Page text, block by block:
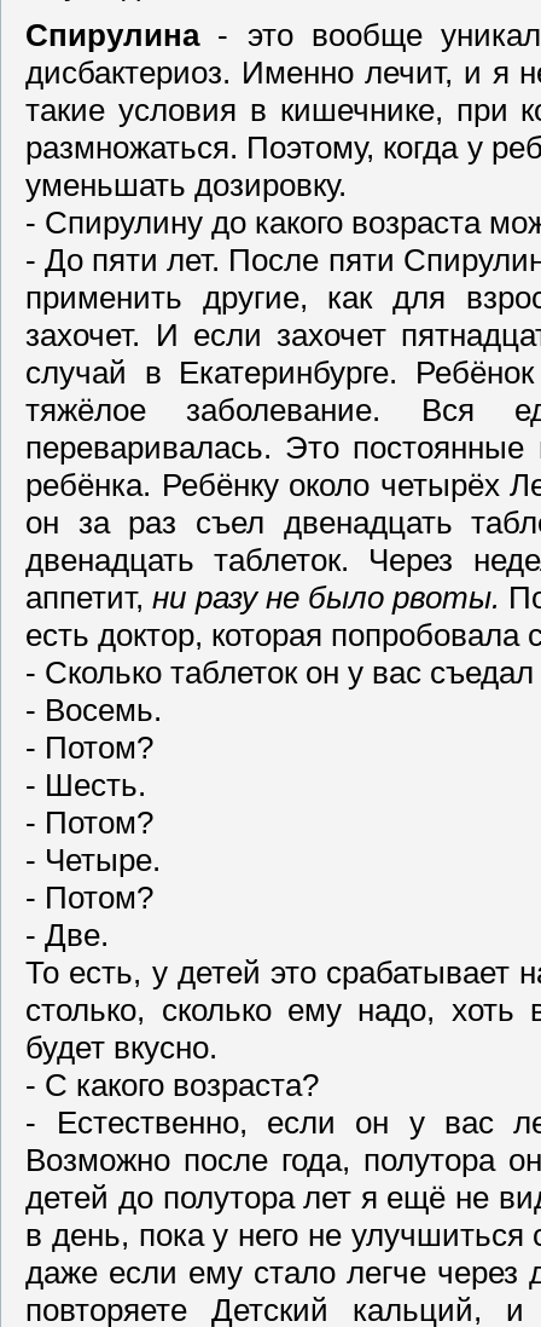
Спирулина- это вообще
дисбактериоз. Именно лечит, и я
такие условия в кишечнике, при
размножаться. Поэтому, когда у
уменьшать дозировку.
- Спирулину до какого возраста
- До пяти лет. После пяти
применить другие, как для
захочет. И если захочет
случай в Екатеринбурге.
тяжёлое заболевание. Вся
переваривалась. Это
ребёнка. Ребёнку около четырёх
он за раз съел двенадцать
двенадцать таблеток. Через
аппетит,ни разу не было рвоты.
есть доктор, которая
- Сколько таблеток он у вас
- Восемь.
- Потом?
- Шесть.
- Потом?
- Четыре.
- Потом?
- Две.
То есть, у детей это срабатывает
столько, сколько ему надо,
будет вкусно.
- С какого возраста?
- Естественно, если он у вас
Возможно после года, полутора
детей до полутора лет я ещё не
в день, пока у него не
даже если ему стало легче
повторяете Детский